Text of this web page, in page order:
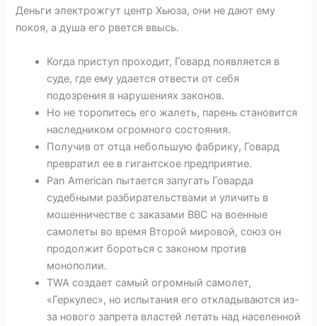
Деньги электрожгут центр Хьюза, они не дают ему
покоя, а душа его рвется ввысь.
Когда приступ проходит, Говард появляется в
суде, где ему удается отвести от себя
подозрения в нарушениях законов.
Но не торопитесь его жалеть, парень становится
наследником огромного состояния.
Получив от отца небольшую фабрику, Говард
превратил ее в гигантское предприятие.
Pan American пытается запугать Говарда
судебными разбирательствами и уличить в
мошенничестве с заказами BBC на военные
самолеты во время Второй мировой, союз он
продолжит бороться с законом против
монополии.
TWA создает самый огромный самолет,
«Геркулес», но испытания его откладываются из-
за нового запрета властей летать над населенной